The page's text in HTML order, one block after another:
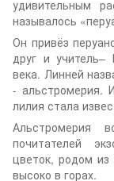
удивительным
называлось
Он привёз
друг и учитель–
века. Линней
- альстромерия.
лилия стала
Альстромерия
почитателей
цветок, родом из
высоко в горах.